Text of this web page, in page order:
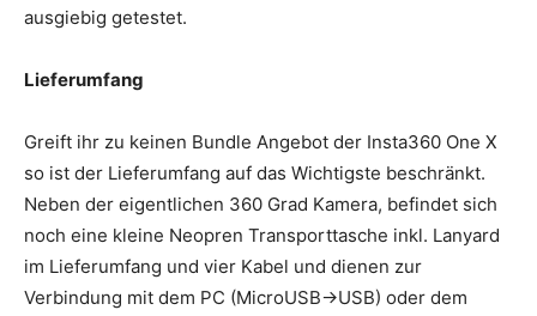
ausgiebig getestet.
Lieferumfang
Greift ihr zu keinen Bundle Angebot der Insta360 One X
so ist der Lieferumfang auf das Wichtigste beschränkt.
Neben der eigentlichen 360 Grad Kamera, befindet sich
noch eine kleine Neopren Transporttasche inkl. Lanyard
im Lieferumfang und vier Kabel und dienen zur
Verbindung mit dem PC (MicroUSB->USB) oder dem